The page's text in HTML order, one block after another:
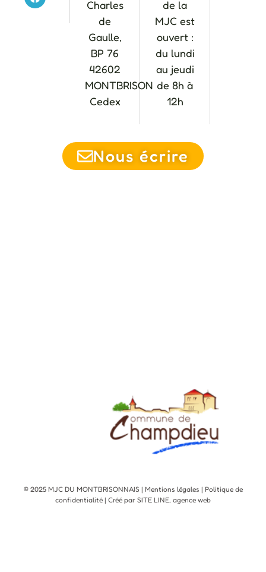
Charles
de
Gaulle,
BP 76
42602
MONTBRISON
Cedex
de la
MJC est
ouvert :
du lundi
au jeudi
de 8h à
12h
Nous écrire
© 2025 MJC DU MONTBRISONNAIS | Mentions légales | Politique de
confidentialité | Créé par SITE LINE, agence web